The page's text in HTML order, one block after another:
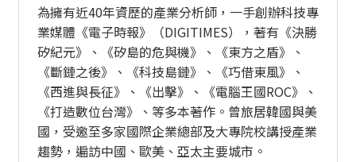
為擁有近40年資歷的產業分析師，一手創辦科技專
業媒體《電子時報》（DIGITIMES），著有《決勝
矽紀元》、《矽島的危與機》、《東方之盾》、
《斷鏈之後》、《科技島鏈》、《巧借東風》、
《西進與長征》、《出擊》、《電腦王國ROC》、
《打造數位台灣》、等多本著作。曾旅居韓國與美
國，受邀至多家國際企業總部及大專院校講授產業
趨勢，遍訪中國、歐美、亞太主要城市。